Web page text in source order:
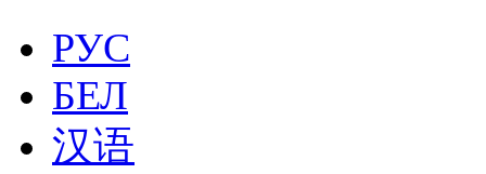
РУС
БЕЛ
汉语